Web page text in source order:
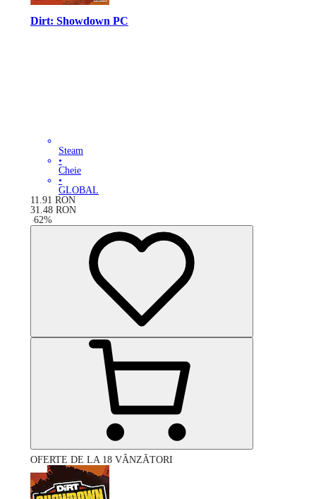
Dirt: Showdown PC
Steam
•
Cheie
•
GLOBAL
11.91 RON
31.48 RON
-62%
OFERTE DE LA 18 VÂNZĂTORI